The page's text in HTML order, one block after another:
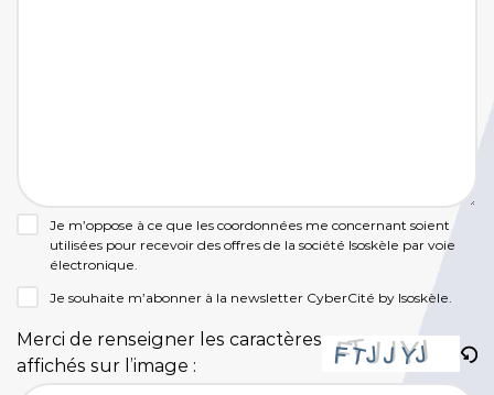
Je m’oppose à ce que les coordonnées me concernant soient
utilisées pour recevoir des offres de la société Isoskèle par voie
électronique.
Je souhaite m’abonner à la newsletter CyberCité by Isoskèle.
Merci de renseigner les caractères
affichés sur l’image :